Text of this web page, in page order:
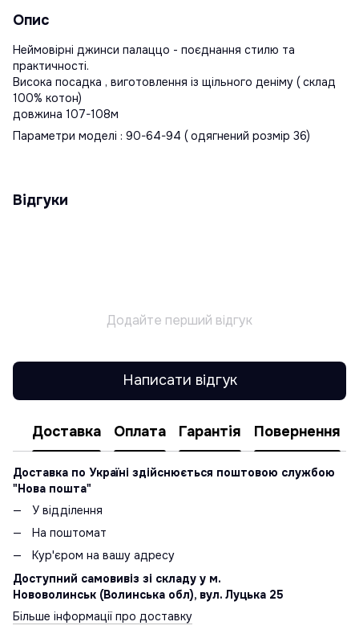
Опис
Неймовірні джинси палаццо - поєднання стилю та
практичності.
Висока посадка , виготовлення із щільного деніму ( склад
100% котон)
довжина 107-108м
Параметри моделі : 90-64-94 ( одягнений розмір 36)
Відгуки
Додайте перший відгук
Написати відгук
Доставка Оплата Гарантія Повернення
Доставка по Україні здійснюється поштовою службою
"Нова пошта"
У відділення
На поштомат
Кур'єром на вашу адресу
Доступний самовивіз зі складу у м.
Нововолинськ (Волинська обл), вул. Луцька 25
Більше інформації про доставку